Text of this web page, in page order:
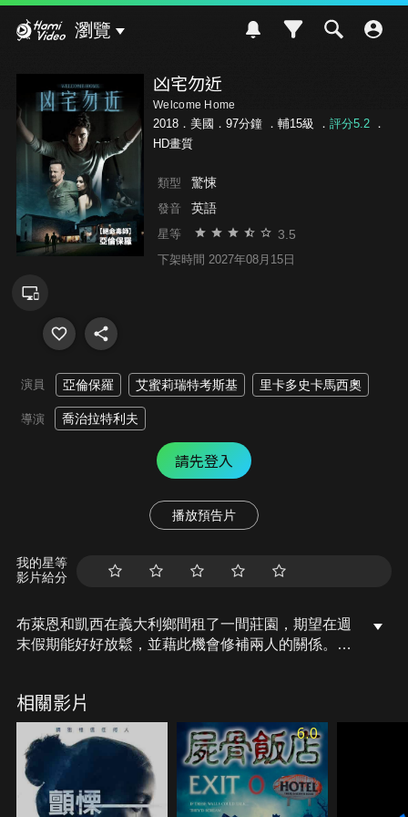
瀏覽
凶宅勿近
Welcome Home
2018．美國．97分鐘 ． 輔15級 ． 評分5.2．
HD畫質
類型 驚悚
發音 英語
星等 3.5
下架時間 2027年08月15日
演員 亞倫保羅 艾蜜莉瑞特考斯基 里卡多史卡馬西奧
導演 喬治拉特利夫
請先登入
播放預告片
我的星等
影片給分
布萊恩和凱西在義大利鄉間租了一間莊園，期望在週
末假期能好好放鬆，並藉此機會修補兩人的關係。然
現這棟美麗的鄉間大宅可能暗藏著邪惡的秘密，而屋
主正計畫著一場殘酷的陰謀，將美麗的義大利鄉間變
成人間煉獄。
相關影片
6.0